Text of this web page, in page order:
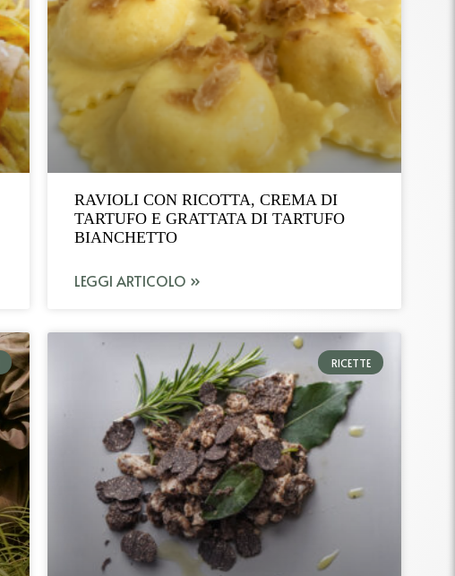
RAVIOLI CON RICOTTA, CREMA DI
TARTUFO E GRATTATA DI TARTUFO
BIANCHETTO
LEGGI ARTICOLO »
RICETTE